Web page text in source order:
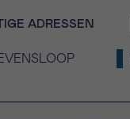
ADRESSEN